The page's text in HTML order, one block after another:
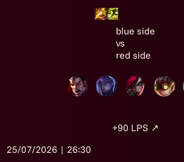
blue side
vs
red side
+90 LPS ↗
25/07/2026 | 26:30